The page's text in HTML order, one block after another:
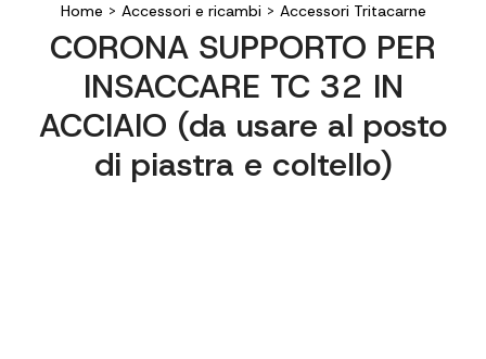
Home > Accessori e ricambi > Accessori Tritacarne
CORONA SUPPORTO PER
INSACCARE TC 32 IN
ACCIAIO (da usare al posto
di piastra e coltello)